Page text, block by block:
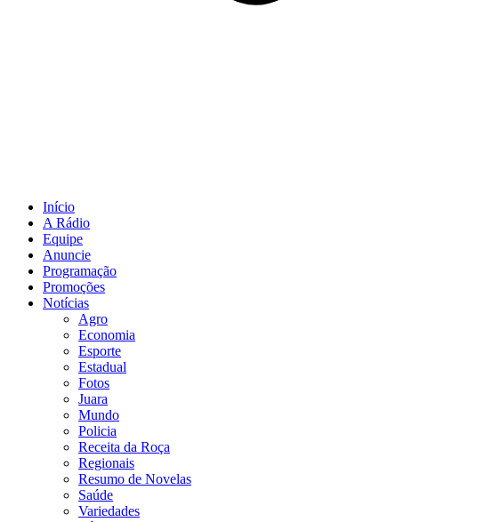
Início
A Rádio
Equipe
Anuncie
Programação
Promoções
Notícias
Agro
Economia
Esporte
Estadual
Fotos
Juara
Mundo
Policia
Receita da Roça
Regionais
Resumo de Novelas
Saúde
Variedades